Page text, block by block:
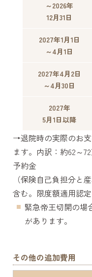
～2026年
12月31日
2027年1月1日
～4月1日
2027年4月2日
～4月30日
2027年
5月1日以降
→退院時の実際のお
ます。内訳：約62～
予約金
（保険自己負担分と
含む。限度額適用認
緊急帝王切開の場
があります。
その他の追加費用